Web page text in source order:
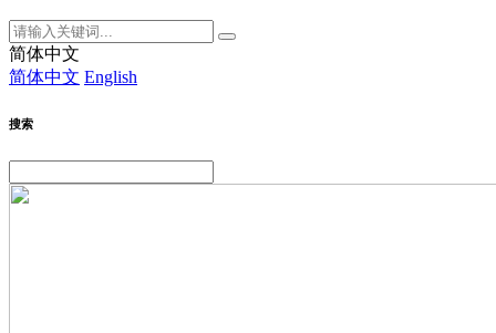
简体中文
简体中文 English
搜索